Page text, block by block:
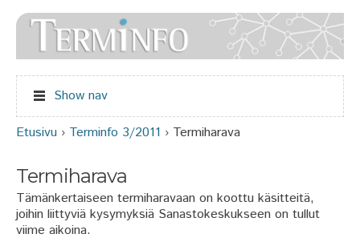
Jump to navigation
Show nav
Etusivu › Terminfo 3/2011 › Termiharava
Termiharava
Tämänkertaiseen termiharavaan on koottu käsitteitä,
joihin liittyviä kysymyksiä Sanastokeskukseen on tullut
viime aikoina.